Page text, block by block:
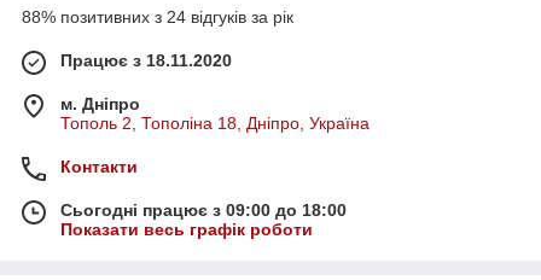
88% позитивних з 24 відгуків за рік
Працює з 18.11.2020
м. Дніпро
Тополь 2, Тополіна 18, Дніпро, Україна
Контакти
Сьогодні працює з 09:00 до 18:00
Показати весь графік роботи